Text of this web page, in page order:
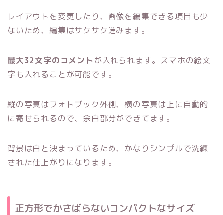
レイアウトを変更したり、画像を編集できる項目も少
ないため、編集はサクサク進みます。
最大32文字のコメントが入れられます。スマホの絵文
字も入れることが可能です。
縦の写真はフォトブック外側、横の写真は上に自動的
に寄せられるので、余白部分ができてます。
背景は白と決まっているため、かなりシンプルで洗練
された仕上がりになります。
正方形でかさばらないコンパクトなサイズ